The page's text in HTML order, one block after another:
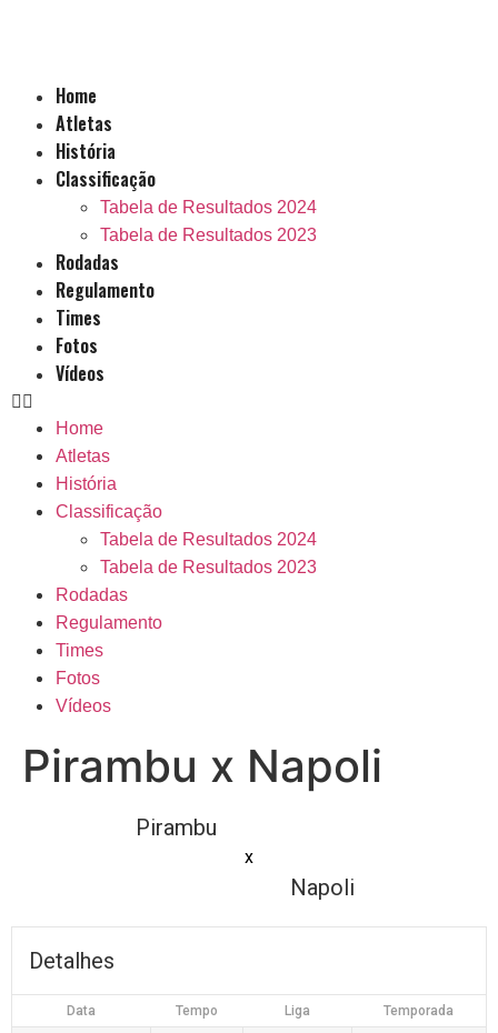
Home
Atletas
História
Classificação
Tabela de Resultados 2024
Tabela de Resultados 2023
Rodadas
Regulamento
Times
Fotos
Vídeos
Home
Atletas
História
Classificação
Tabela de Resultados 2024
Tabela de Resultados 2023
Rodadas
Regulamento
Times
Fotos
Vídeos
Pirambu x Napoli
Pirambu
x
Napoli
Detalhes
Data Tempo Liga Temporada